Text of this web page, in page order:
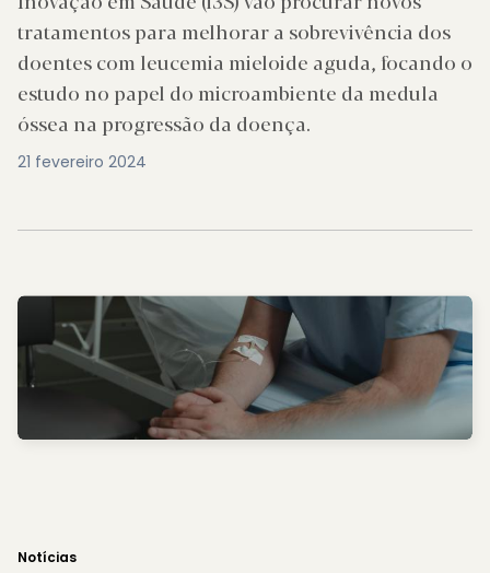
tratamentos para melhorar a sobrevivência dos
doentes com leucemia mieloide aguda, focando o
estudo no papel do microambiente da medula
óssea na progressão da doença.
21 fevereiro 2024
Notícias